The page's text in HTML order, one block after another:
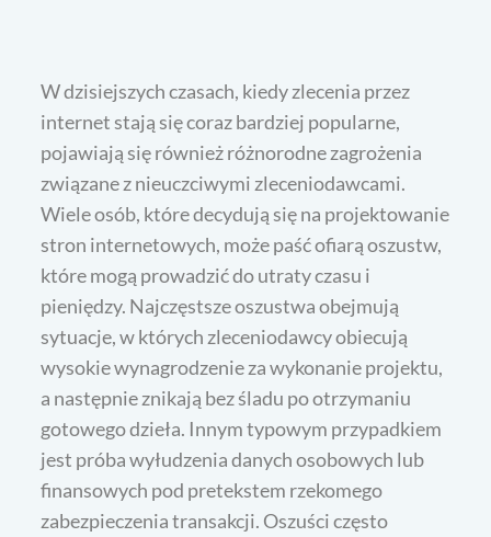
W dzisiejszych czasach, kiedy zlecenia przez
internet stają się coraz bardziej popularne,
pojawiają się również różnorodne zagrożenia
związane z nieuczciwymi zleceniodawcami.
Wiele osób, które decydują się na projektowanie
stron internetowych, może paść ofiarą oszustw,
które mogą prowadzić do utraty czasu i
pieniędzy. Najczęstsze oszustwa obejmują
sytuacje, w których zleceniodawcy obiecują
wysokie wynagrodzenie za wykonanie projektu,
a następnie znikają bez śladu po otrzymaniu
gotowego dzieła. Innym typowym przypadkiem
jest próba wyłudzenia danych osobowych lub
finansowych pod pretekstem rzekomego
zabezpieczenia transakcji. Oszuści często